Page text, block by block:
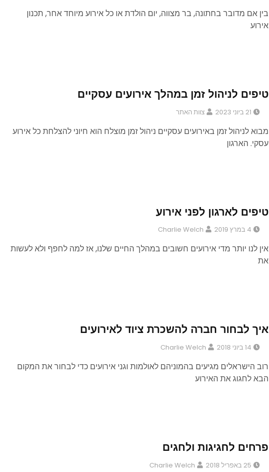
בין אם מדובר בחתונה, בר מצווה, יום הולדת או כל אירוע מיוחד אחר, תכנון
אירוע
טיפים לניהול זמן במהלך אירועים עסקיים
21 ביוני 2023 צוות האתר
מבוא לניהול זמן באירועים עסקיים ניהול זמן מוצלח הוא חיוני להצלחת כל אירוע
עסקי. הארגון
טיפים לארגון לפני אירוע
4 במרץ 2019 Charlie Welch
אין לנו יותר מדי אירועים חשובים במהלך החיים שלנו, אז למה לחפף ולא לעשות
את
איך לבחור חברה להשכרת ציוד לאירועים
14 ביוני 2018 Charlie Welch
רוב הישראלים מגיעים בהמוניהם לאולמות וגני אירועים כדי לבחור את המקום
הבא לחגוג את האירוע
פרחים לחגיגות ולחגים
25 באפריל 2018 Charlie Welch